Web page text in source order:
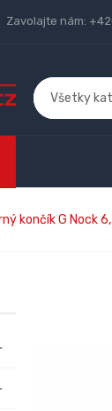
Zavolajte nám:
končík G Nock